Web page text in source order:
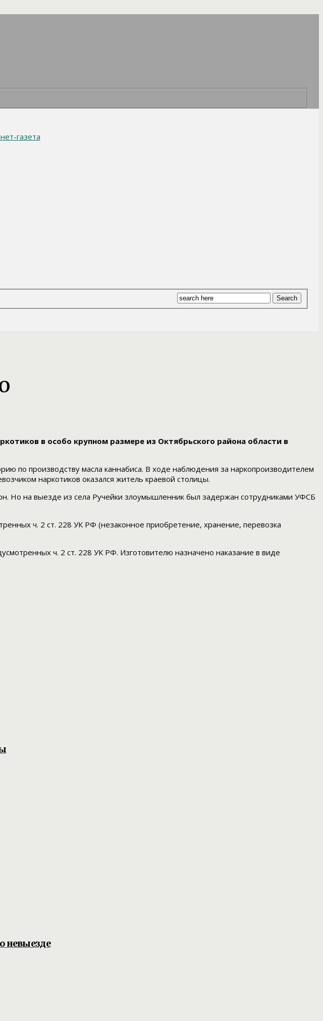
газета
в особо крупном размере из Октябрьского района области в
по производству масла каннабиса. В ходе наблюдения за наркопроизводителем
наркотиков оказался житель краевой столицы.
Но на выезде из села Ручейки злоумышленник был задержан сотрудниками УФСБ
ч. 2 ст. 228 УК РФ (незаконное приобретение, хранение, перевозка
ч. 2 ст. 228 УК РФ. Изготовителю назначено наказание в виде
невыезде